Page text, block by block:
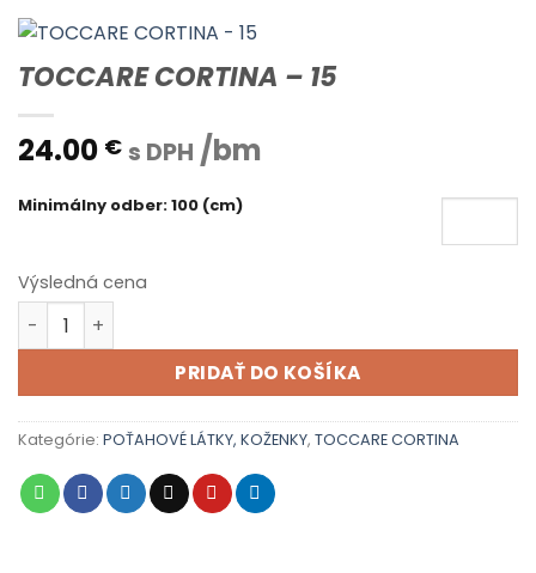
TOCCARE CORTINA – 15
24.00 € s DPH /bm
Minimálny odber: 100 (cm)
Výsledná cena
množstvo TOCCARE CORTINA - 15
PRIDAŤ DO KOŠÍKA
Kategórie: POŤAHOVÉ LÁTKY, KOŽENKY, TOCCARE CORTINA